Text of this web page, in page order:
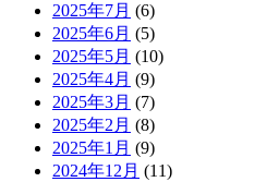
2025年7月 (6)
2025年6月 (5)
2025年5月 (10)
2025年4月 (9)
2025年3月 (7)
2025年2月 (8)
2025年1月 (9)
2024年12月 (11)